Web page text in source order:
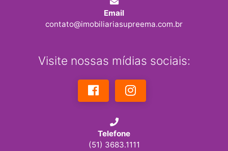
Email
contato@imobiliariasupreema.com.br
Visite nossas mídias sociais:
Telefone
(51) 3683.1111